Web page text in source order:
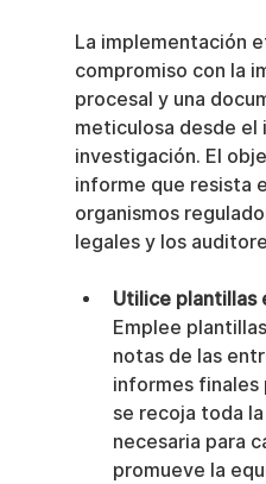
La implementación
compromiso con la
procesal y una
meticulosa desde el
investigación. El
informe que resista
organismos
legales y los
Utilice plantillas
Emplee
notas de las
informes finales
se recoja toda
necesaria para
promueve la